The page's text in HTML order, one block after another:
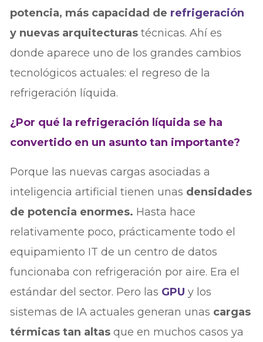
potencia, más capacidad de refrigeración
y nuevas arquitecturas técnicas. Ahí es
donde aparece uno de los grandes cambios
tecnológicos actuales: el regreso de la
refrigeración líquida.
¿Por qué la refrigeración líquida se ha
convertido en un asunto tan importante?
Porque las nuevas cargas asociadas a
inteligencia artificial tienen unas densidades
de potencia enormes. Hasta hace
relativamente poco, prácticamente todo el
equipamiento IT de un centro de datos
funcionaba con refrigeración por aire. Era el
estándar del sector. Pero las GPUy los
sistemas de IA actuales generan unas cargas
térmicas tan altas que en muchos casos ya